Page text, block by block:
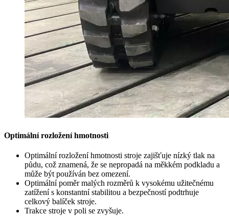
Optimální rozložení hmotnosti
Optimální rozložení hmotnosti stroje zajišťuje nízký tlak na
půdu, což znamená, že se nepropadá na měkkém podkladu a
může být používán bez omezení.
Optimální poměr malých rozměrů k vysokému užitečnému
zatížení s konstantní stabilitou a bezpečností podtrhuje
celkový balíček stroje.
Trakce stroje v poli se zvyšuje.